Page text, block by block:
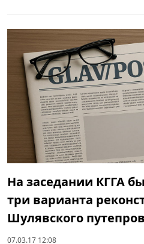
На заседании КГГА
три варианта
Шулявского
07.03.17 12:08